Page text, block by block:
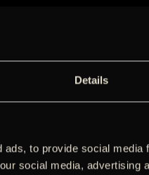
Details
to provide social
social media, advertising